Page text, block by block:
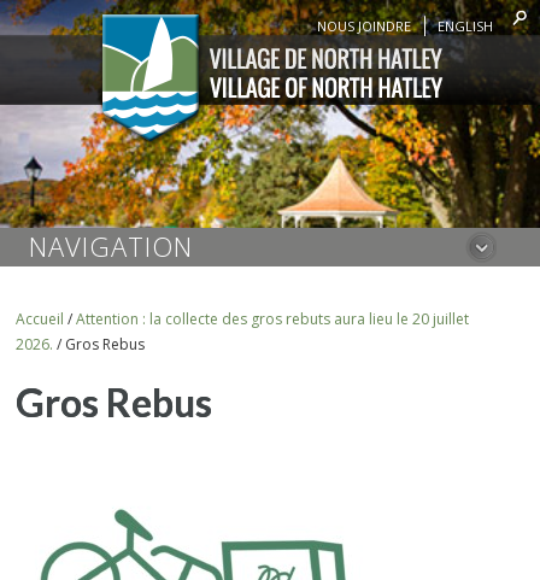
NOUS JOINDRE ENGLISH
NAVIGATION
Accueil /Attention : la collecte des gros rebuts aura lieu le 20 juillet
2026. / Gros Rebus
Gros Rebus